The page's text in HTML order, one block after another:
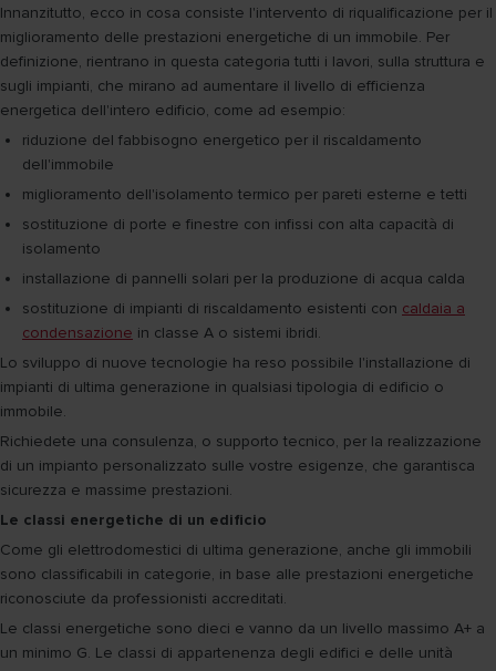
Innanzitutto, ecco in cosa consiste l'intervento di riqualificazione per il
miglioramento delle prestazioni energetiche di un immobile. Per
definizione, rientrano in questa categoria tutti i lavori, sulla struttura e
sugli impianti, che mirano ad aumentare il livello di efficienza
energetica dell'intero edificio, come ad esempio:
riduzione del fabbisogno energetico per il riscaldamento
dell'immobile
miglioramento dell'isolamento termico per pareti esterne e tetti
sostituzione di porte e finestre con infissi con alta capacità di
isolamento
installazione di pannelli solari per la produzione di acqua calda
sostituzione di impianti di riscaldamento esistenti con caldaia a
condensazione in classe A o sistemi ibridi.
Lo sviluppo di nuove tecnologie ha reso possibile l'installazione di
impianti di ultima generazione in qualsiasi tipologia di edificio o
immobile.
Richiedete una consulenza, o supporto tecnico, per la realizzazione
di un impianto personalizzato sulle vostre esigenze, che garantisca
sicurezza e massime prestazioni.
Le classi energetiche di un edificio
Come gli elettrodomestici di ultima generazione, anche gli immobili
sono classificabili in categorie, in base alle prestazioni energetiche
riconosciute da professionisti accreditati.
Le classi energetiche sono dieci e vanno da un livello massimo A+ a
un minimo G. Le classi di appartenenza degli edifici e delle unità